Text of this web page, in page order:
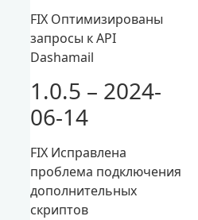
FIX Оптимизированы
запросы к API
Dashamail
1.0.5 – 2024-
06-14
FIX Исправлена
проблема подключения
дополнительных
скриптов